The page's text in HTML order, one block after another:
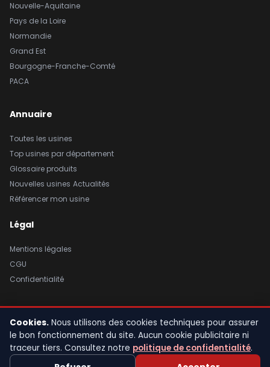
Nouvelle-Aquitaine
Pays de la Loire
Normandie
Grand Est
Bourgogne-Franche-Comté
PACA
Annuaire
Toutes les usines
Top usines par département
Glossaire produits
Nouvelles usines Actualités
Référencer mon usine
Légal
Mentions légales
CGU
Confidentialité
© 2026 Usine de France. Tous droits réservés. |Mentions légales |
CGU
Confidentialité
Fait avec fierté en France
Cookies. Nous utilisons des cookies techniques pour assurer
le bon fonctionnement du site. Aucun cookie publicitaire ni
traceur tiers. Consultez notre politique de confidentialité.